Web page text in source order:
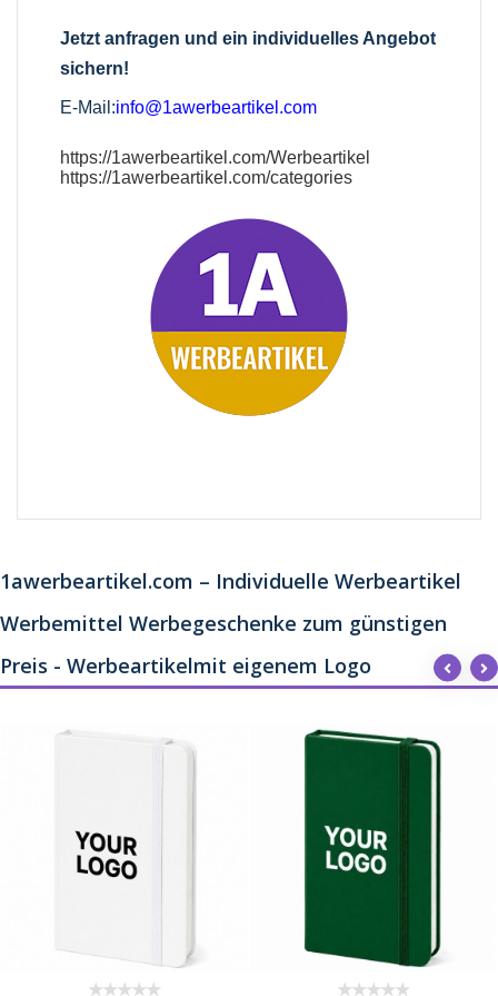
Jetzt anfragen und ein individuelles Angebot
sichern!
E-Mail:info@1awerbeartikel.com
https://1awerbeartikel.com/Werbeartikel
https://1awerbeartikel.com/categories
1awerbeartikel.com – Individuelle Werbeartikel
Werbemittel Werbegeschenke zum günstigen
Preis - Werbeartikelmit eigenem Logo